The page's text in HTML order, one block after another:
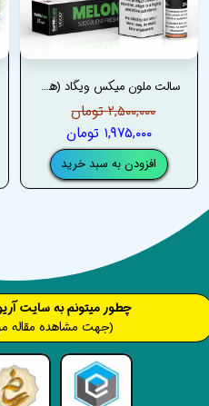
سالت ملون میکس ویگاد (هندوانه طالبی) – VGOD MELON MIX SALT
۲,۵۰۰,۰۰۰ تومان
۱,۹۷۵,۰۰۰ تومان
افزودن به سبد خرید
​​​چطور میتونم به سایت
(جهت مشاهده مقاله